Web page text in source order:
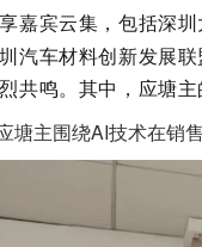
嘉宾云集，包括深
汽车材料创新发展
共鸣。 其中， 应塘主
塘主围绕AI技术在销